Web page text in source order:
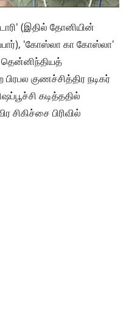
(இதில் தோனியின்
'கோஸ்லா கா கோஸ்லா'
தென்னிந்தியத்
குணச்சித்திர நடிகர்
கடித்ததில்
சிகிச்சை பிரிவில்